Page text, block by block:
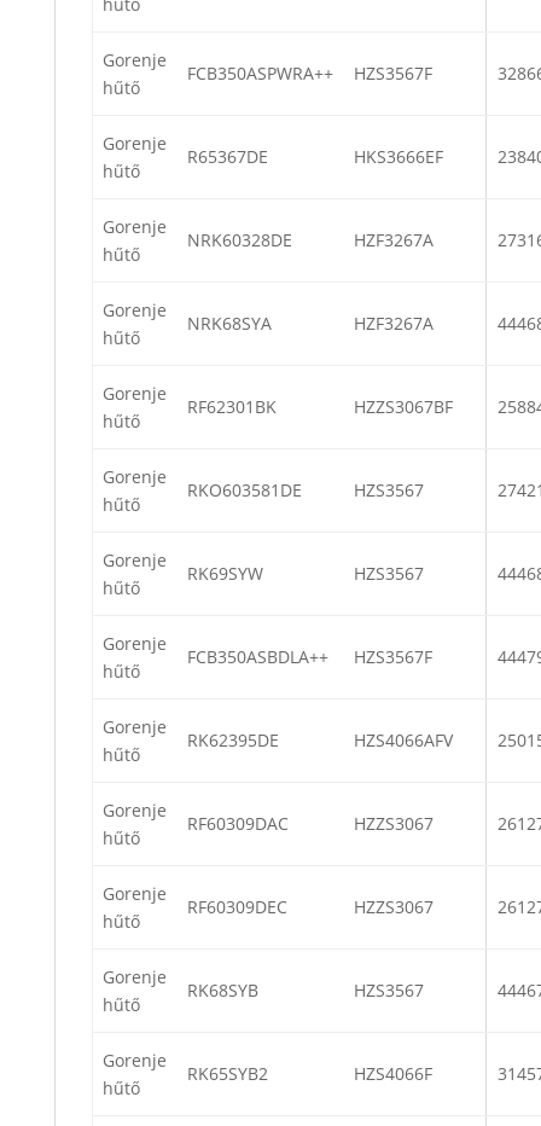
Gorenje
hűtő
FCB350ASPWRA++ HZS3567F
Gorenje
hűtő
R65367DE HKS3666EF
Gorenje
hűtő
NRK60328DE HZF3267A
Gorenje
hűtő
NRK68SYA HZF3267A
Gorenje
hűtő
RF62301BK HZZS3067BF
Gorenje
hűtő
RKO603581DE HZS3567
Gorenje
hűtő
RK69SYW HZS3567
Gorenje
hűtő
FCB350ASBDLA++ HZS3567F
Gorenje
hűtő
RK62395DE HZS4066AFV
Gorenje
hűtő
RF60309DAC HZZS3067
Gorenje
hűtő
RF60309DEC HZZS3067
Gorenje
hűtő
RK68SYB HZS3567
Gorenje
hűtő
RK65SYB2 HZS4066F